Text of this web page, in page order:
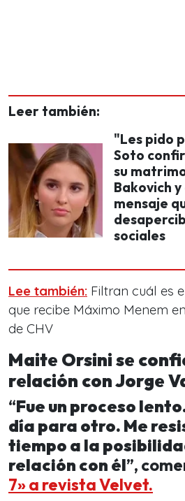
Leer también:
"Les pido
Soto
su
Bakovich
mensaje
sociales
Lee también: Filtran cuál es
que recibe Máximo Menem
de CHV
Maite Orsini se
relación con Jorge
“Fue un proceso
día para otro. Me
tiempo a la
relación con él”,
7» a revista Velvet.